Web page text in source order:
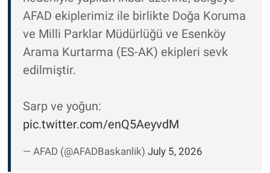
AFAD ekiplerimiz ile birlikte Doğa Koruma
ve Milli Parklar Müdürlüğü ve Esenköy
Arama Kurtarma (ES-AK) ekipleri sevk
edilmiştir.
Sarp ve yoğun:
pic.twitter.com/enQ5AeyvdM
— AFAD (@AFADBaskanlik) July 5, 2026